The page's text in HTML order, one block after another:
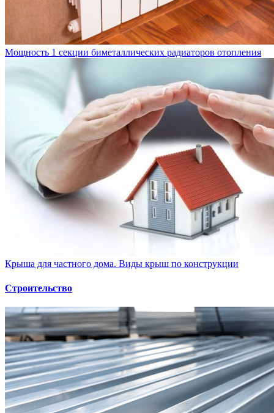
Мощность 1 секции биметаллических радиаторов отопления
Крыша для частного дома. Виды крыш по конструкции
Строительство